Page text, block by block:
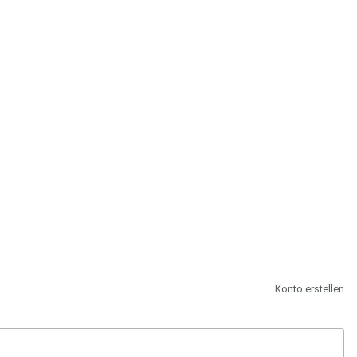
Konto erstellen